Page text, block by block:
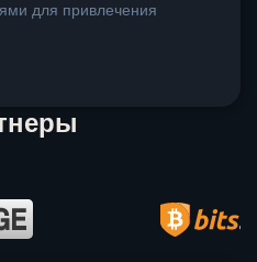
для привлечения